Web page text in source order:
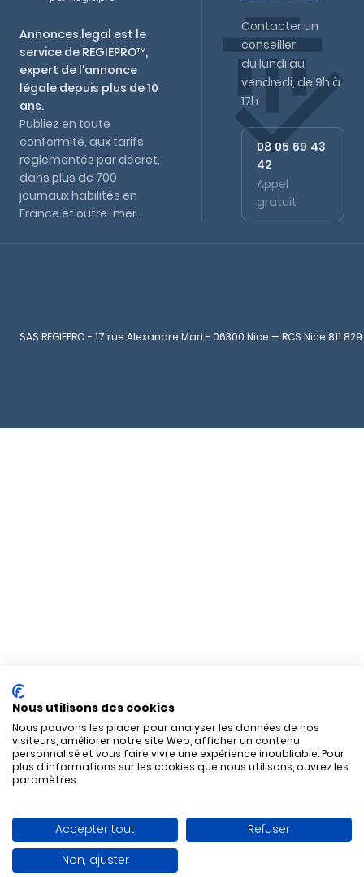
Annonces.legal est le
service de REGIEPRO™,
expert de l'annonce
légale depuis plus de 10
ans.
Publiez en toute
conformité, aux tarifs
réglementés par décret,
dans plus de 700
journaux habilités en
France et outre-mer.
Contacter un
conseiller
du lundi au
vendredi, de 9h à
17h
08 05 69 43
42
Appel
gratuit
SAS REGIEPRO - 17 rue Alexandre Mari - 06300 Nice — RCS Nice 811
Nous utilisons des cookies
Nous pouvons les placer pour analyser les données de nos
visiteurs, améliorer notre site Web, afficher un contenu
personnalisé et vous faire vivre une expérience inoubliable. Pour
plus d'informations sur les cookies que nous utilisons, ouvrez les
paramètres.
Accepter tout
Refuser
Non, ajuster